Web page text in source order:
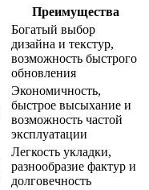
Преимущества
Богатый выбор
дизайна и текстур,
возможность быстрого
обновления
Экономичность,
быстрое высыхание и
возможность частой
эксплуатации
Легкость укладки,
разнообразие фактур и
долговечность